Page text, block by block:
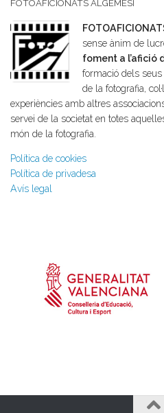
FOTOAFICIONATS ALGEMESÍ
sense ànim de
foment a l’afició
formació dels seus
de la fotografia,
experiències amb altres
servei de la societat en totes
món de la fotografia.
Política de cookies
Política de privadesa
Avís legal